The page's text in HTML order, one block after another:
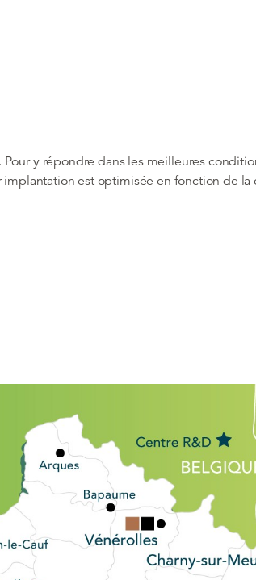
y répondre dans les meilleures
est optimisée en fonction de